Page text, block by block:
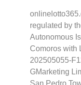
regulated by
Autonomous
Comoros with
202505055-
GMarketing
San Pedro